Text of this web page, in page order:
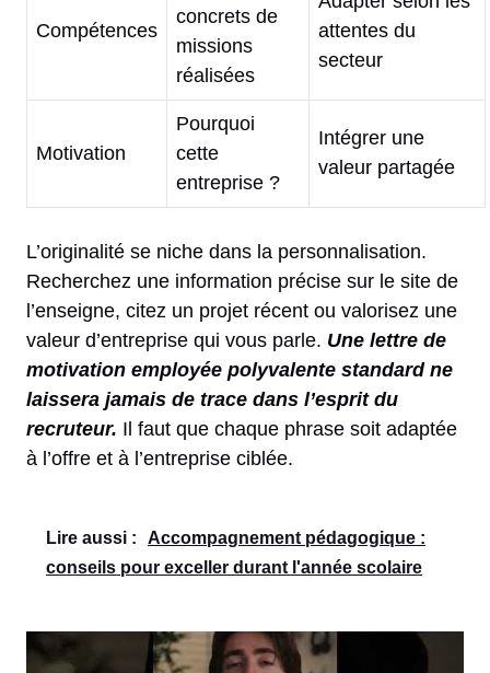
Compétences
concrets de
missions
réalisées
attentes du
secteur
Motivation
Pourquoi
cette
entreprise ?
Intégrer une
valeur partagée
L’originalité se niche dans la personnalisation.
Recherchez une information précise sur le site de
l’enseigne, citez un projet récent ou valorisez une
valeur d’entreprise qui vous parle. Une lettre de
motivation employée polyvalente standard ne
laissera jamais de trace dans l’esprit du
recruteur. Il faut que chaque phrase soit adaptée
à l’offre et à l’entreprise ciblée.
Lire aussi :
Accompagnement pédagogique :
conseils pour exceller durant l'année scolaire